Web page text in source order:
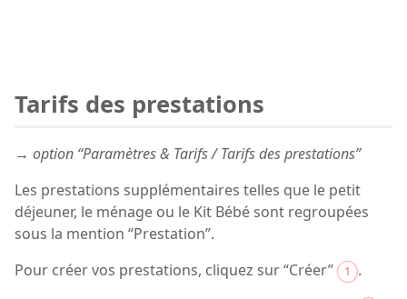
Tarifs des prestations
→ option “Paramètres & Tarifs / Tarifs des prestations”
Les prestations supplémentaires telles que le petit
déjeuner, le ménage ou le Kit Bébé sont regroupées
sous la mention “Prestation”.
Pour créer vos prestations, cliquez sur “Créer”
1
.